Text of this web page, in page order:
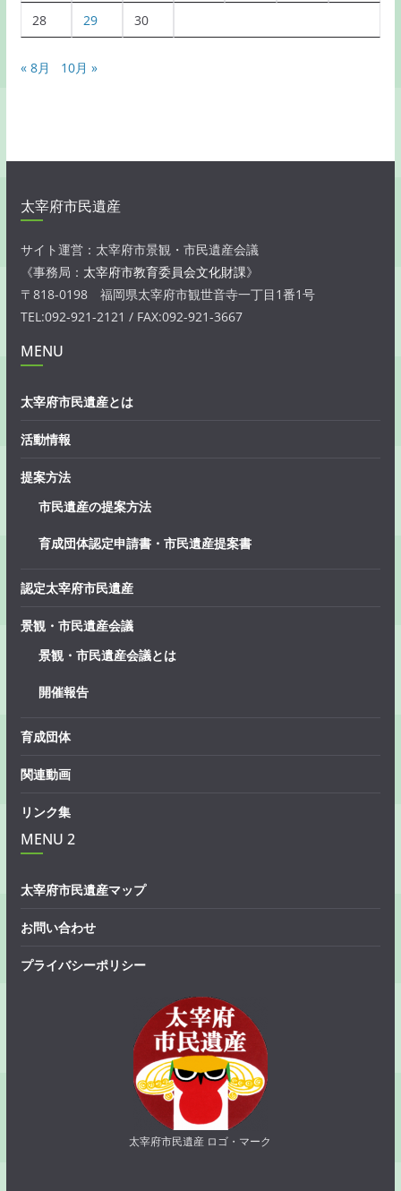
28 29 30
« 8月 10月 »
太宰府市民遺産
サイト運営：太宰府市景観・市民遺産会議
《事務局： 太宰府市教育委員会文化財課》
〒818-0198 福岡県太宰府市観世音寺一丁目1番1号
TEL:092-921-2121 / FAX:092-921-3667
MENU
太宰府市民遺産とは
活動情報
提案方法
市民遺産の提案方法
育成団体認定申請書・市民遺産提案書
認定太宰府市民遺産
景観・市民遺産会議
景観・市民遺産会議とは
開催報告
育成団体
関連動画
リンク集
MENU 2
太宰府市民遺産マップ
お問い合わせ
プライバシーポリシー
太宰府市民遺産 ロゴ・マーク